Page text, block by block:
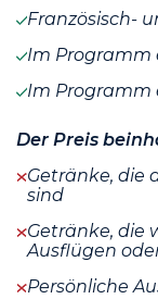
Französisch-
Im
Im Programm
Der Preis
Getränke, die
sind
Getränke, die
Ausflügen
Persönliche